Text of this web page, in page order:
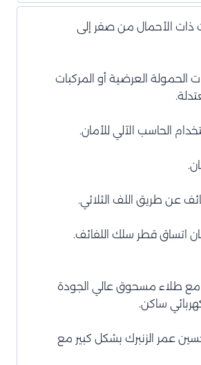
ذات الأحمال من صفر إلى
الحمولة العرضية أو المركبات
الحاسب الآلي للأمان.
عن طريق اللف الثلاثي.
اتساق قطر سلك اللفائف.
مع طلاء مسحوق عالي الجودة
ساكن.
عمر الزنبرك بشكل كبير مع